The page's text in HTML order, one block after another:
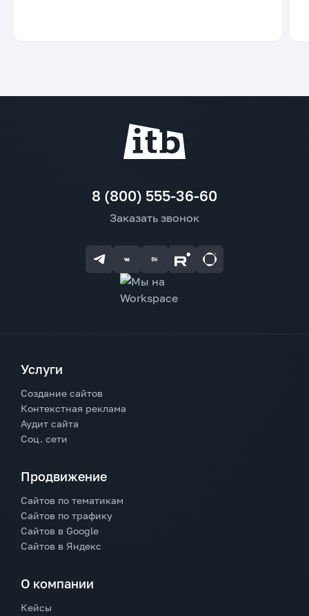
8 (800) 555-36-60
Заказать звонок
Услуги
Создание сайтов
Контекстная реклама
Аудит сайта
Соц. сети
Продвижение
Сайтов по тематикам
Сайтов по трафику
Сайтов в Google
Сайтов в Яндекс
О компании
Кейсы